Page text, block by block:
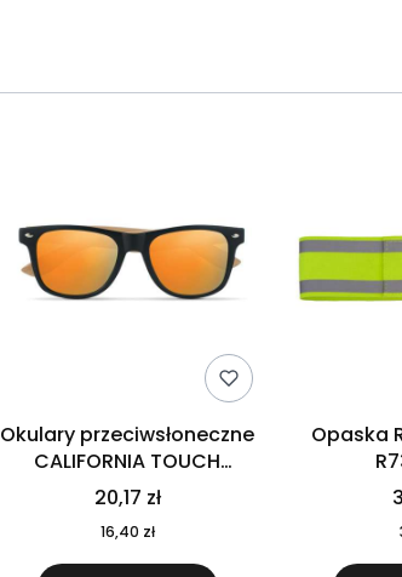
Okulary przeciwsłoneczne
CALIFORNIA TOUCH
MO9617-10
20,17 zł
16,40 zł
Opaska